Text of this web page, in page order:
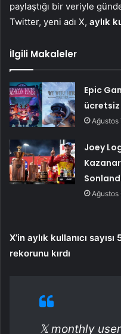
paylaştığı bir veriyle
Twitter, yeni adı X, aylık
İlgili Makaleler
Epic
ücretsiz
Ağustos
Joey
Ağustos
X’in aylık kullanıcı
rekorunu kırdı
𝕏 monthly